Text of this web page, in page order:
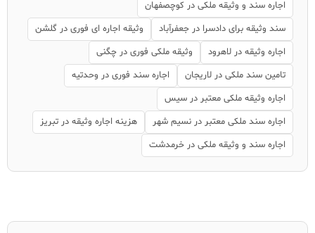
اجاره سند و وثیقه ملکی در کوچصفهان
سند وثیقه برای دادسرا در جعفرآباد
وثیقه اجاره ای فوری در گلشن
اجاره وثیقه در لاهرود
وثیقه ملکی فوری در چگنی
تامین سند ملکی در لاریجان
اجاره سند فوری در وحدتیه
اجاره وثیقه ملکی معتبر در سیس
اجاره سند ملکی معتبر در نسیم شهر
هزینه اجاره وثیقه در تبریز
اجاره سند و وثیقه ملکی در خرمدشت